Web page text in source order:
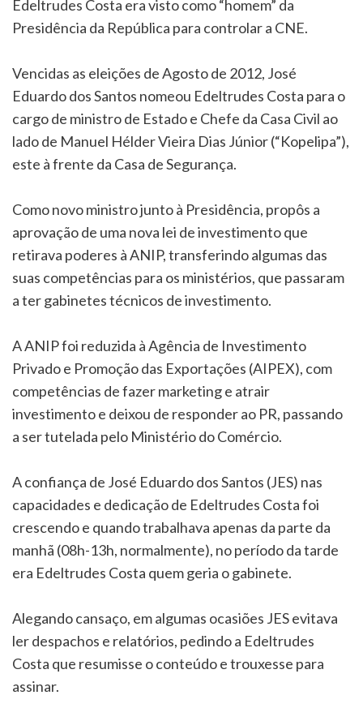
Edeltrudes Costa era visto como “homem” da
Presidência da República para controlar a CNE.
Vencidas as eleições de Agosto de 2012, José
Eduardo dos Santos nomeou Edeltrudes Costa para o
cargo de ministro de Estado e Chefe da Casa Civil ao
lado de Manuel Hélder Vieira Dias Júnior (“Kopelipa”),
este à frente da Casa de Segurança.
Como novo ministro junto à Presidência, propôs a
aprovação de uma nova lei de investimento que
retirava poderes à ANIP, transferindo algumas das
suas competências para os ministérios, que passaram
a ter gabinetes técnicos de investimento.
A ANIP foi reduzida à Agência de Investimento
Privado e Promoção das Exportações (AIPEX), com
competências de fazer marketing e atrair
investimento e deixou de responder ao PR, passando
a ser tutelada pelo Ministério do Comércio.
A confiança de José Eduardo dos Santos (JES) nas
capacidades e dedicação de Edeltrudes Costa foi
crescendo e quando trabalhava apenas da parte da
manhã (08h-13h, normalmente), no período da tarde
era Edeltrudes Costa quem geria o gabinete.
Alegando cansaço, em algumas ocasiões JES evitava
ler despachos e relatórios, pedindo a Edeltrudes
Costa que resumisse o conteúdo e trouxesse para
assinar.